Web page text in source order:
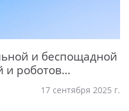
и беспощадной
роботов...
17 сентября 2025 г.